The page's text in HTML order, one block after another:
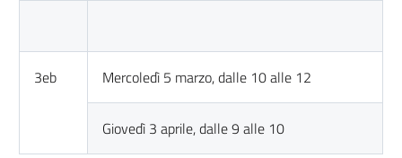
3eb Mercoledì 5 marzo, dalle 10 alle 12
Giovedì 3 aprile, dalle 9 alle 10